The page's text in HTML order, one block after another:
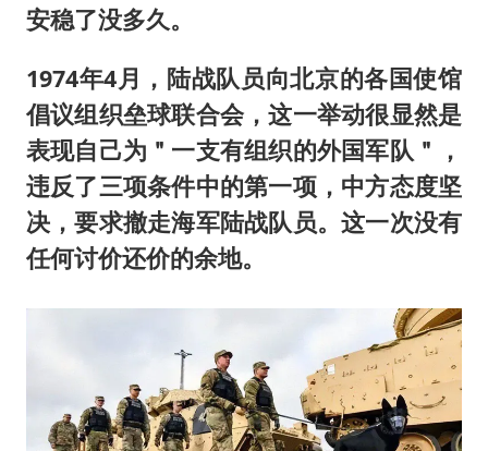
安稳了没多久。
1974年4月，陆战队员向北京的各国使馆
倡议组织垒球联合会，这一举动很显然是
表现自己为＂一支有组织的外国军队＂，
违反了三项条件中的第一项，中方态度坚
决，要求撤走海军陆战队员。这一次没有
任何讨价还价的余地。